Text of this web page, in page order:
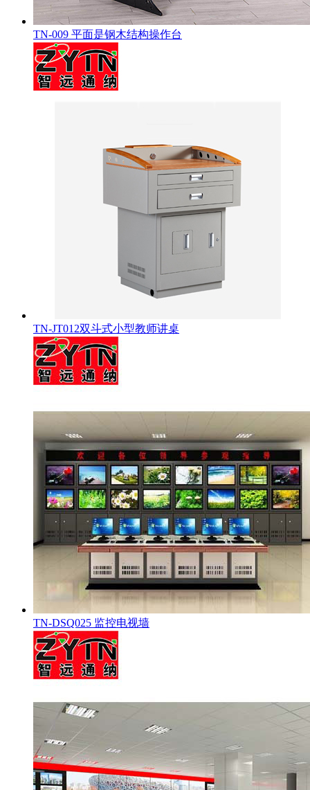
TN-009 平面是钢木结构操作台
TN-JT012双斗式小型教师讲桌
TN-DSQ025 监控电视墙